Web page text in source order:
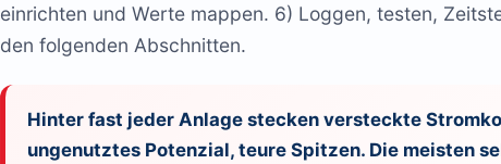
einrichten und Werte mappen. 6) Loggen, testen,
den folgenden Abschnitten.
Hinter fast jeder Anlage stecken versteckte
ungenutztes Potenzial, teure Spitzen. Die meisten